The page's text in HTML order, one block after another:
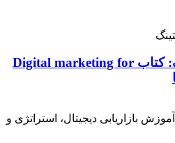
آموزش دیجیتال مارکتینگ: کتاب Digital marketing for